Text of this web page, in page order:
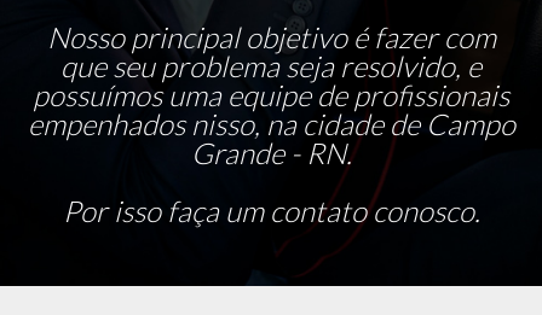
Nosso principal objetivo é fazer com
que seu problema seja resolvido, e
possuímos uma equipe de profissionais
empenhados nisso, na cidade de Campo
Grande - RN.
Por isso faça um contato conosco.